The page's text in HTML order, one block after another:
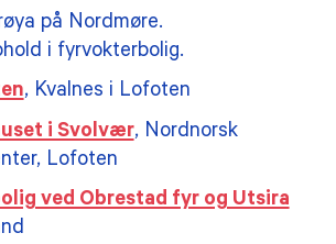
på Nordmøre.
i fyrvokterbolig.
, Kvalnes i Lofoten
i Svolvær, Nordnorsk
Lofoten
ved Obrestad fyr og Utsira